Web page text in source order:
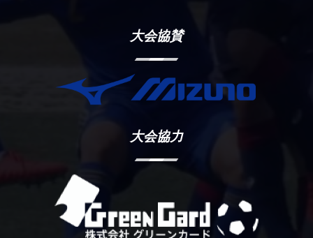
大会協賛
大会協力